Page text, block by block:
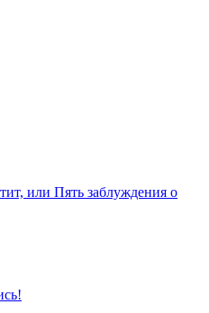
или Пять заблуждения о